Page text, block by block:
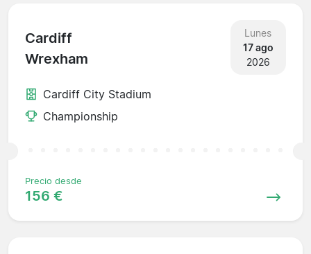
Cardiff
Wrexham
Lunes
17 ago
2026
Cardiff City Stadium
Championship
Precio desde
156 €